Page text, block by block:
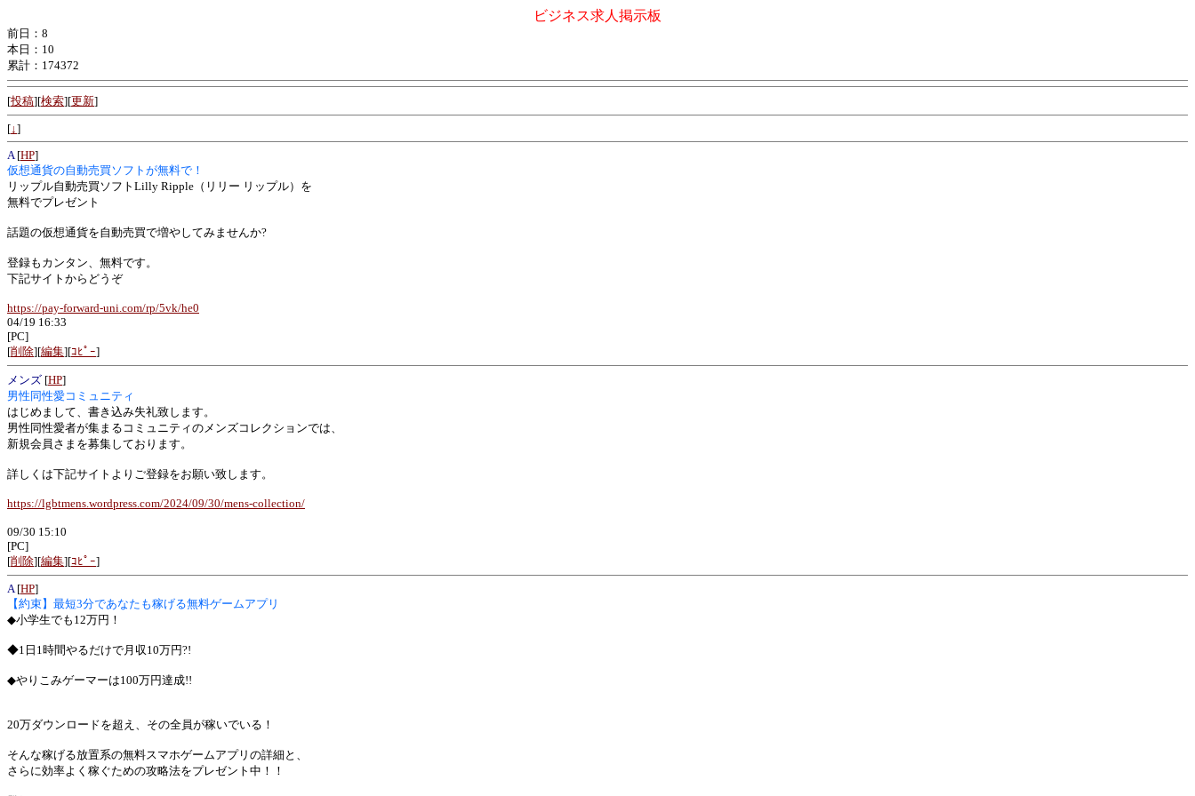
ビジネス求人掲示板
前日：8
本日：10
累計：174372
[投稿][検索][更新]
[ ↓ ]
A [HP]
仮想通貨の自動売買ソフトが無料で！
リップル自動売買ソフトLilly Ripple（リリー リップル）を
無料でプレゼント
話題の仮想通貨を自動売買で増やしてみませんか?
登録もカンタン、無料です。
下記サイトからどうぞ
https://pay-forward-uni.com/rp/5vk/he0
04/19 16:33
[PC]
[削除][編集][ｺﾋﾟｰ]
メンズ [HP]
男性同性愛コミュニティ
はじめまして、書き込み失礼致します。
男性同性愛者が集まるコミュニティのメンズコレクションでは、
新規会員さまを募集しております。
詳しくは下記サイトよりご登録をお願い致します。
https://lgbtmens.wordpress.com/2024/09/30/mens-collection/
09/30 15:10
[PC]
[削除][編集][ｺﾋﾟｰ]
A [HP]
【約束】最短3分であなたも稼げる無料ゲームアプリ
◆小学生でも12万円！
◆1日1時間やるだけで月収10万円?!
◆やりこみゲーマーは100万円達成!!
20万ダウンロードを超え、その全員が稼いでいる！
そんな稼げる放置系の無料スマホゲームアプリの詳細と、
さらに効率よく稼ぐための攻略法をプレゼント中！！